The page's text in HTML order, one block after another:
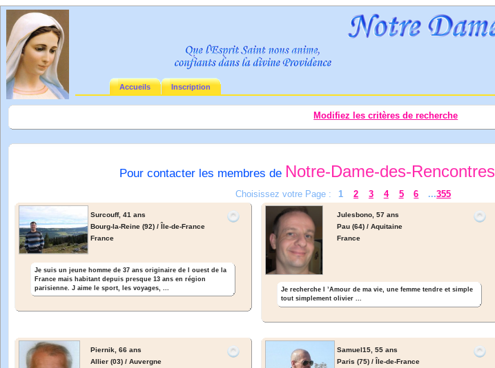
Accueils Inscription
Modifiez les critères de recherche
Pour contacter les membres de Notre-Dame-des-Rencontres
Choisissez votre Page : 1 2 3 4 5 6 ...355
Surcouff, 41 ans
Bourg-la-Reine (92) / Île-de-France
France
Je suis un jeune homme de 37 ans originaire de l ouest de la
France mais habitant depuis presque 13 ans en région
parisienne. J aime le sport, les voyages, ...
Julesbono, 57 ans
Pau (64) / Aquitaine
France
Je recherche l ’Amour de ma vie, une femme tendre et simple
tout simplement olivier ...
Piernik,
66 ans
Allier (03) / Auvergne
Samuel15, 55 ans
Paris (75) / Île-de-France